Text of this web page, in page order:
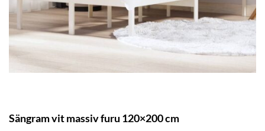
Sängram vit massiv furu 120×200 cm